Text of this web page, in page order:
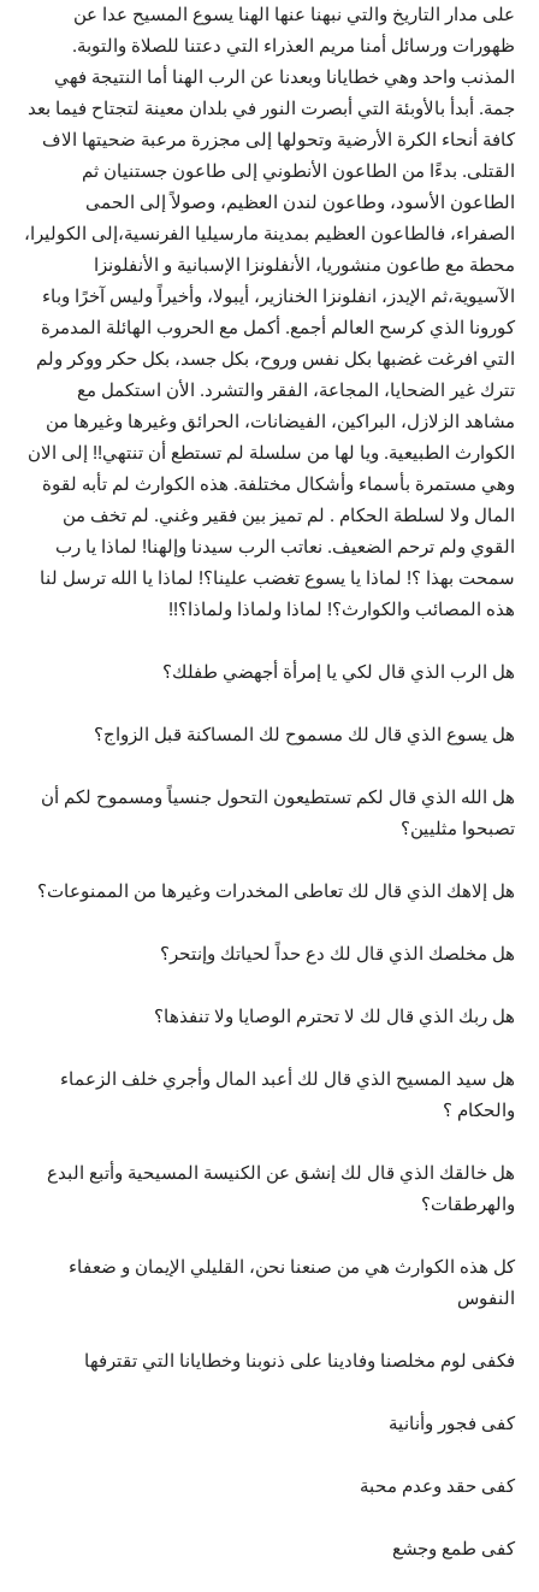
على مدار التاريخ والتي نبهنا عنها الهنا يسوع المسيح عدا عن
ظهورات ورسائل أمنا مريم العذراء التي دعتنا للصلاة والتوبة.
المذنب واحد وهي خطايانا وبعدنا عن الرب الهنا أما النتيجة فهي
جمة. أبدأ بالأوبئة التي أبصرت النور في بلدان معينة لتجتاح فيما بعد
كافة أنحاء الكرة الأرضية وتحولها إلى مجزرة مرعبة ضحيتها الاف
القتلى. بدءًا من الطاعون الأنطوني إلى طاعون جستنيان ثم
الطاعون الأسود، وطاعون لندن العظيم، وصولاً إلى الحمى
الصفراء، فالطاعون العظيم بمدينة مارسيليا الفرنسية،إلى الكوليرا،
محطة مع طاعون منشوريا، الأنفلونزا الإسبانية و الأنفلونزا
الآسيوية،ثم الإيدز، انفلونزا الخنازير، أيبولا، وأخيراً وليس آخرًا وباء
كورونا الذي كرسح العالم أجمع. أكمل مع الحروب الهائلة المدمرة
التي افرغت غضبها بكل نفس وروح، بكل جسد، بكل حكر ووكر ولم
تترك غير الضحايا، المجاعة، الفقر والتشرد. الأن استكمل مع
مشاهد الزلازل، البراكين، الفيضانات، الحرائق وغيرها وغيرها من
الكوارث الطبيعية. ويا لها من سلسلة لم تستطع أن تنتهي!! إلى الان
وهي مستمرة بأسماء وأشكال مختلفة. هذه الكوارث لم تأبه لقوة
المال ولا لسلطة الحكام . لم تميز بين فقير وغني. لم تخف من
القوي ولم ترحم الضعيف. نعاتب الرب سيدنا وإلهنا! لماذا يا رب
سمحت بهذا ؟! لماذا يا يسوع تغضب علينا؟! لماذا يا الله ترسل لنا
هذه المصائب والكوارث؟! لماذا ولماذا ولماذا؟!!
هل الرب الذي قال لكي يا إمرأة أجهضي طفلك؟
هل يسوع الذي قال لك مسموح لك المساكنة قبل الزواج؟
هل الله الذي قال لكم تستطيعون التحول جنسياً ومسموح لكم أن
تصبحوا مثليين؟
هل إلاهك الذي قال لك تعاطى المخدرات وغيرها من الممنوعات؟
هل مخلصك الذي قال لك دع حداً لحياتك وإنتحر؟
هل ربك الذي قال لك لا تحترم الوصايا ولا تنفذها؟
هل سيد المسيح الذي قال لك أعبد المال وأجري خلف الزعماء
والحكام ؟
هل خالقك الذي قال لك إنشق عن الكنيسة المسيحية وأتبع البدع
والهرطقات؟
كل هذه الكوارث هي من صنعنا نحن، القليلي الإيمان و ضعفاء
النفوس
فكفى لوم مخلصنا وفادينا على ذنوبنا وخطايانا التي تقترفها
كفى فجور وأنانية
كفى حقد وعدم محبة
كفى طمع وجشع